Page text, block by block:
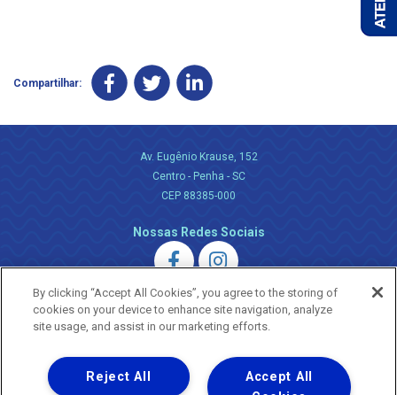
Compartilhar:
Av. Eugênio Krause, 152
Centro - Penha - SC
CEP 88385-000
Nossas Redes Sociais
Uma empresa
Copyright ® 2026 - Todos os Direitos Reservados.
By clicking “Accept All Cookies”, you agree to the storing of
cookies on your device to enhance site navigation, analyze
site usage, and assist in our marketing efforts.
Accept All
Reject All